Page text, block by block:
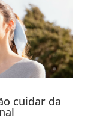
cuidar da